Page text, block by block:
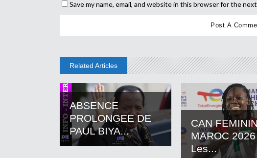
Save my name, email, and website in this browser for the
Related Articles
ABSENCE
PROLONGEE DE
PAUL BIYA...
CAN
MAROC
Les...